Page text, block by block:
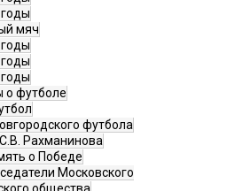
мяч
о футболе
футбола
Рахманинова
о Победе
Московского